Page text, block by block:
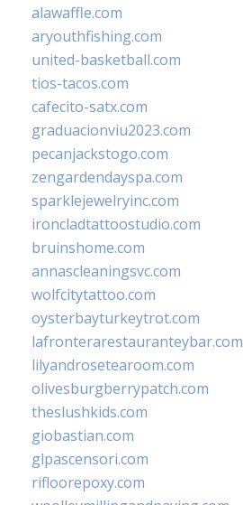
alawaffle.com
aryouthfishing.com
united-basketball.com
tios-tacos.com
cafecito-satx.com
graduacionviu2023.com
pecanjackstogo.com
zengardendayspa.com
sparklejewelryinc.com
ironcladtattoostudio.com
bruinshome.com
annascleaningsvc.com
wolfcitytattoo.com
oysterbayturkeytrot.com
lafronterarestauranteybar.com
lilyandrosetearoom.com
olivesburgberrypatch.com
theslushkids.com
giobastian.com
glpascensori.com
rifloorepoxy.com